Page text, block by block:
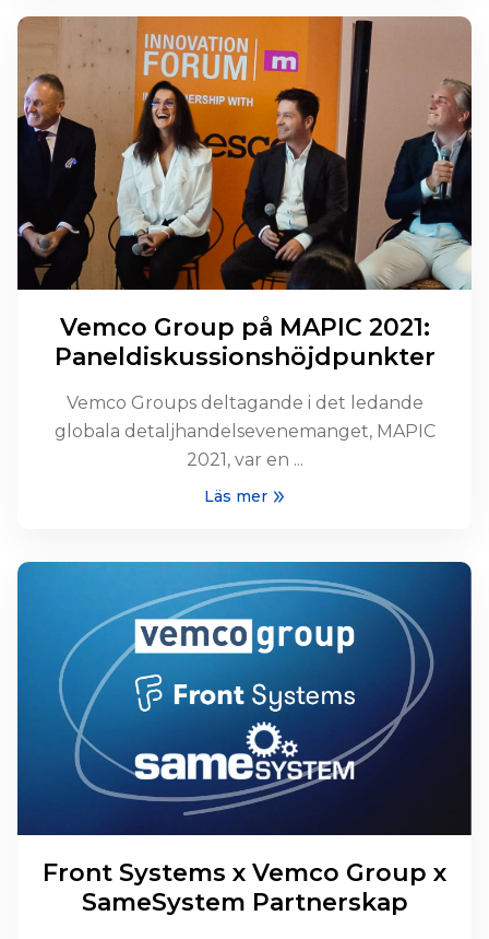
Vemco Group på MAPIC 2021:
Paneldiskussionshöjdpunkter
Vemco Groups deltagande i det ledande
globala detaljhandelsevenemanget, MAPIC
2021, var en ...
Läs mer
Front Systems x Vemco Group x
SameSystem Partnerskap